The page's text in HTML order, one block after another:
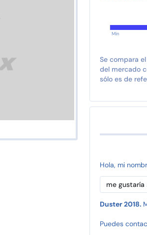
Min
Se compara
del mercado
sólo es de
Hola, mi
Duster 2018.
Puedes